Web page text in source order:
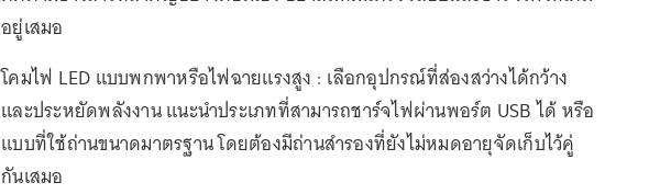
อยู่เสมอ
โคมไฟ LED แบบพกพาหรือไฟฉายแรงสูง : เลือกอุปกรณ์ที่ส่องสว่างได้กว้าง
และประหยัดพลังงาน แนะนำประเภทที่สามารถชาร์จไฟผ่านพอร์ต USB ได้ หรือ
แบบที่ใช้ถ่านขนาดมาตรฐาน โดยต้องมีถ่านสำรองที่ยังไม่หมดอายุจัดเก็บไว้คู่
กันเสมอ